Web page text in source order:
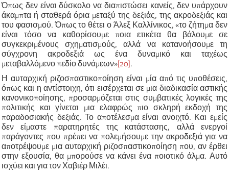
Όπως δεν είναι δύσκολο να διαπιστώσει κανείς, δεν υπάρχουν
άκαμπτα ή σταθερά όρια μεταξύ της δεξιάς, της ακροδεξιάς και
του φασισμού. Όπως το θέτει ο Άλεξ Καλλίνικος, «το ζήτημα δεν
είναι τόσο να καθορίσουμε ποια ετικέτα θα βάλουμε σε
συγκεκριμένους σχηματισμούς, αλλά να κατανοήσουμε τη
σύγχρονη ακροδεξιά ως ένα δυναμικό και ταχέως
μεταβαλλόμενο πεδίο δυνάμεων»[20].
Η αυταρχική ριζοσπαστικοποίηση είναι μία από τις υποθέσεις,
όπως και η αντίστοιχη, ότι εισέρχεται σε μια διαδικασία αστικής
κανονικοποίησης, προσαρμόζεται στις συμβατικές λογικές της
πολιτικής και γίνεται μια ελαφρώς πιο σκληρή εκδοχή της
παραδοσιακής δεξιάς. Το αποτέλεσμα είναι ανοιχτό. Και εμείς
δεν είμαστε παρατηρητές της κατάστασης, αλλά ενεργοί
παράγοντες που πρέπει να πολεμήσουμε την ακροδεξιά για να
αποτρέψουμε μια αυταρχική ριζοσπαστικοποίηση που, αν έρθει
στην εξουσία, θα μπορούσε να κάνει ένα ποιοτικό άλμα. Αυτό
ισχύει και για τον Χαβιέρ Μιλέι.